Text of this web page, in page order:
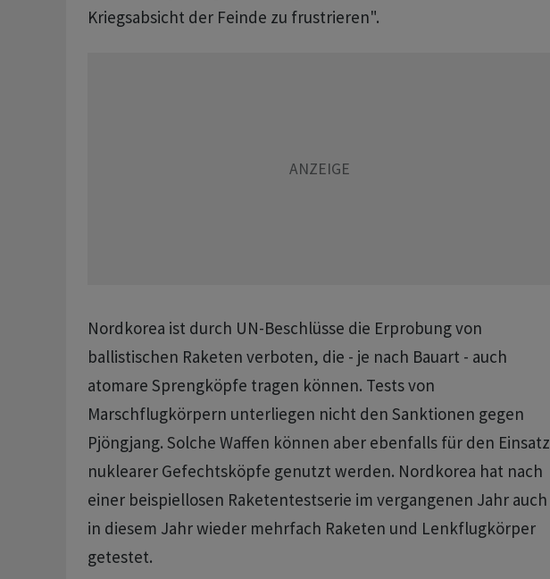
Kriegsabsicht der Feinde zu frustrieren".
Nordkorea ist durch UN-Beschlüsse die Erprobung von
ballistischen Raketen verboten, die - je nach Bauart - auch
atomare Sprengköpfe tragen können. Tests von
Marschflugkörpern unterliegen nicht den Sanktionen gegen
Pjöngjang. Solche Waffen können aber ebenfalls für den Einsatz
nuklearer Gefechtsköpfe genutzt werden. Nordkorea hat nach
einer beispiellosen Raketentestserie im vergangenen Jahr auch
in diesem Jahr wieder mehrfach Raketen und Lenkflugkörper
getestet.